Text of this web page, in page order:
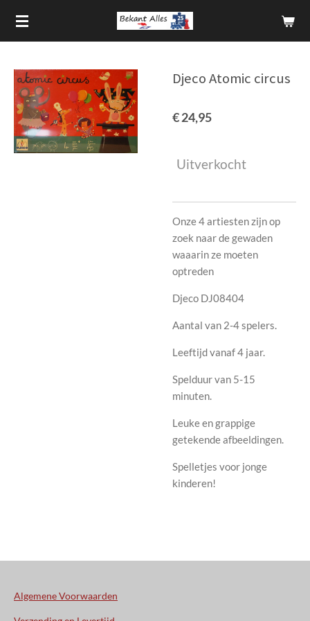
Ga
direct
hoofdinhoud
Djeco Atomic circus
€ 24,95
Uitverkocht
Onze 4 artiesten zijn op
zoek naar de gewaden
waaarin ze moeten
optreden
Djeco DJ08404
Aantal van 2-4 spelers.
Leeftijd vanaf 4 jaar.
Spelduur van 5-15
minuten.
Leuke en grappige
getekende afbeeldingen.
Spelletjes voor jonge
kinderen!
Algemene Voorwaarden